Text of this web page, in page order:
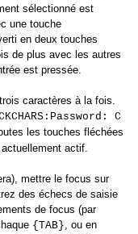
sélectionné est
une touche
en deux touches
de plus avec les autres
est pressée.
caractères à la fois.
C
les touches fléchées
actif.
mettre le focus sur
des échecs de saisie
de focus (par
{TAB}, ou en